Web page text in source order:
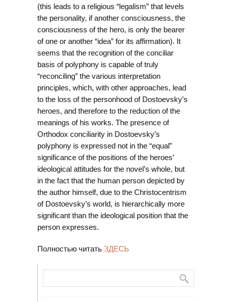
(this leads to a religious “legalism” that levels
the personality, if another consciousness, the
consciousness of the hero, is only the bearer
of one or another “idea” for its affirmation). It
seems that the recognition of the conciliar
basis of polyphony is capable of truly
“reconciling” the various interpretation
principles, which, with other approaches, lead
to the loss of the personhood of Dostoevsky’s
heroes, and therefore to the reduction of the
meanings of his works. The presence of
Orthodox conciliarity in Dostoevsky’s
polyphony is expressed not in the “equal”
significance of the positions of the heroes’
ideological attitudes for the novel’s whole, but
in the fact that the human person depicted by
the author himself, due to the Christocentrism
of Dostoevsky’s world, is hierarchically more
significant than the ideological position that the
person expresses.
Полностью читать ЗДЕСЬ